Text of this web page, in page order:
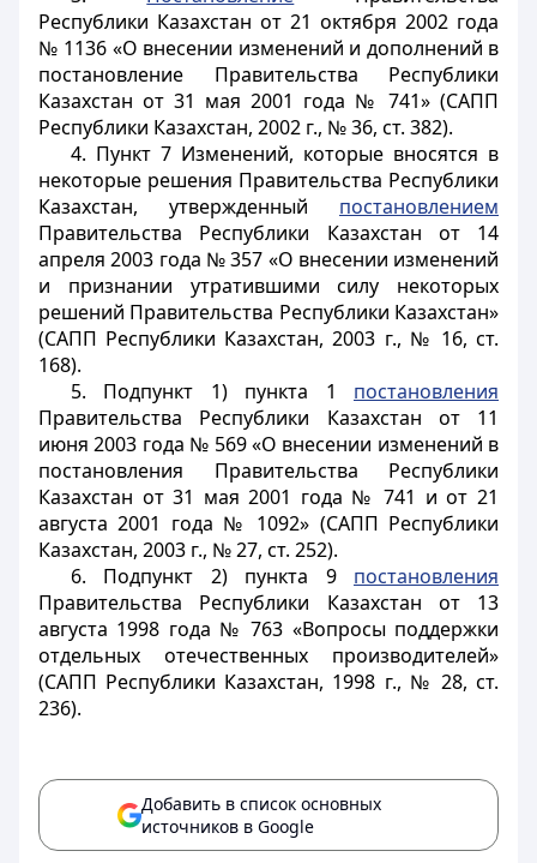
Республики Казахстан от 21 октября 2002 года
№ 1136 «О внесении изменений и дополнений в
постановление Правительства Республики
Казахстан от 31 мая 2001 года № 741» (САПП
Республики Казахстан, 2002 г., № 36, ст. 382).
4. Пункт 7 Изменений, которые вносятся в
некоторые решения Правительства Республики
Казахстан, утвержденный постановлением
Правительства Республики Казахстан от 14
апреля 2003 года № 357 «О внесении изменений
и признании утратившими силу некоторых
решений Правительства Республики Казахстан»
(САПП Республики Казахстан, 2003 г., № 16, ст.
168).
5. Подпункт 1) пункта 1 постановления
Правительства Республики Казахстан от 11
июня 2003 года № 569 «О внесении изменений в
постановления Правительства Республики
Казахстан от 31 мая 2001 года № 741 и от 21
августа 2001 года № 1092» (САПП Республики
Казахстан, 2003 г., № 27, ст. 252).
6. Подпункт 2) пункта 9 постановления
Правительства Республики Казахстан от 13
августа 1998 года № 763 «Вопросы поддержки
отдельных отечественных производителей»
(САПП Республики Казахстан, 1998 г., № 28, ст.
236).
Добавить в список основных
источников в Google